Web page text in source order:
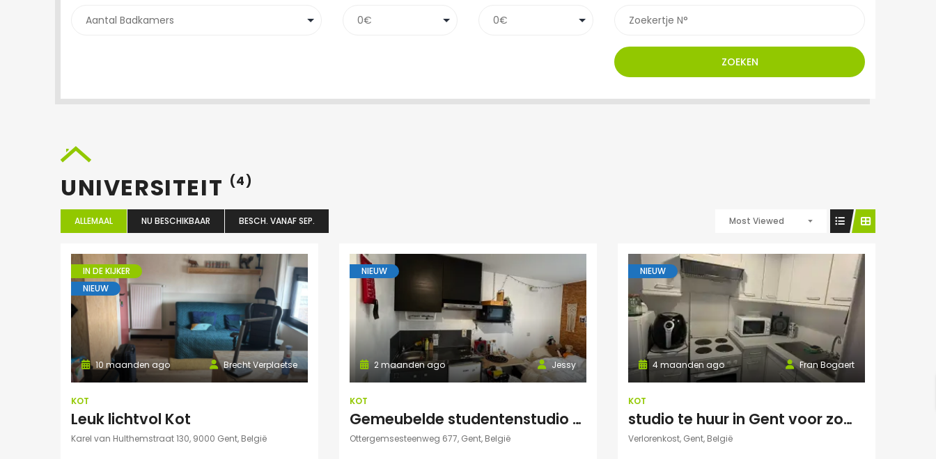
ZOEKEN
UNIVERSITEIT (4)
ALLEMAAL NU BESCHIKBAAR BESCH. VANAF SEP. Most Viewed
IN DE KIJKER
NIEUW
Brecht Verplaetse
10 maanden ago
KOT
Leuk lichtvol Kot
Karel van Hulthemstraat 130, 9000 Gent, België
NIEUW
Jessy
2 maanden ago
KOT
Gemeubelde studentenstudio met privéparking op toplocatie nabij UZ Gent en UGent
Ottergemsesteenweg 677, Gent, België
NIEUW
Fran Bogaert
4 maanden ago
KOT
studio te huur in Gent voor zomermaanden
Verlorenkost, Gent, België